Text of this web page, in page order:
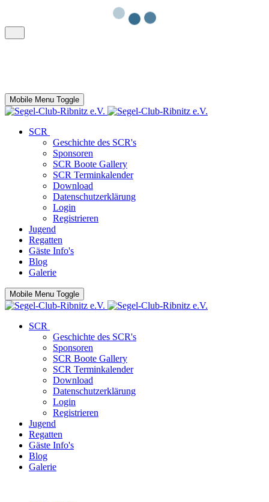
Mobile Menu Toggle
SCR
Geschichte des SCR's
Sponsoren
SCR Boote Gallery
SCR Terminkalender
Download
Datenschutzerklärung
Login
Registrieren
Jugend
Regatten
Gäste Info's
Blog
Galerie
Mobile Menu Toggle
SCR
Geschichte des SCR's
Sponsoren
SCR Boote Gallery
SCR Terminkalender
Download
Datenschutzerklärung
Login
Registrieren
Jugend
Regatten
Gäste Info's
Blog
Galerie